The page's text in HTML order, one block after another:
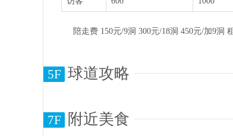
陪走费 150元/9洞 300元/18洞 450元/加9
5F 球道攻略
7F 附近美食